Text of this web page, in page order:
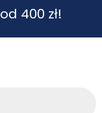
400 zł!